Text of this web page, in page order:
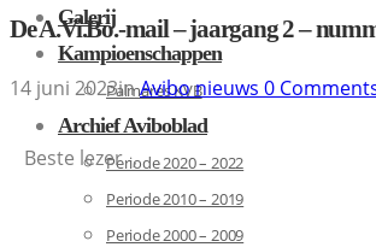
Galerij
Kampioenschappen
Palmares KVB
Archief Aviboblad
Periode 2020 – 2022
Periode 2010 – 2019
Periode 2000 – 2009
De A.Vi.Bo.-mail – jaargang 2 –
14 juni 2023inAvibo nieuws 0
Beste lezer ,